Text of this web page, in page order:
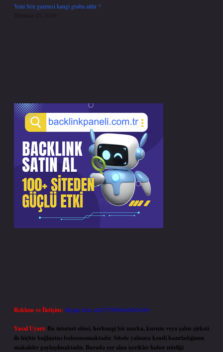
Yeni Söz gazetesi hangi gruba aittir ?
Temmuz 15, 2026
Reklam ve İletişim: Skype: live:.cid.575569c608265c69
Yasal Uyarı: Bu internet sitesi, herhangi bir marka, kurum veya şahıs şirketi
ile hiçbir bağlantısı bulunmamaktadır. Sitede yalnızca kendi hazırladığımız
makaleler paylaşılmaktadır. Burada yer alan içerikler haber niteliği